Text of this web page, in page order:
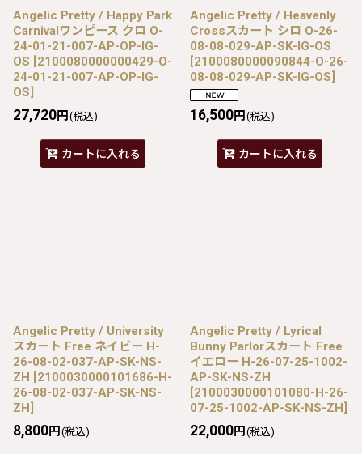
Angelic Pretty / Happy Park
Carnivalワンピース クロ O-
24-01-21-007-AP-OP-IG-
OS [2100080000000429-O-
24-01-21-007-AP-OP-IG-
OS]
27,720円 (税込)
カートに入れる
Angelic Pretty / Heavenly
Crossスカート シロ O-26-
08-08-029-AP-SK-IG-OS
[2100080000090844-O-26-
08-08-029-AP-SK-IG-OS]
16,500円 (税込)
カートに入れる
Angelic Pretty / University
スカート Free ネイビー H-
26-08-02-037-AP-SK-NS-
ZH [2100030000101686-H-
26-08-02-037-AP-SK-NS-
ZH]
8,800円 (税込)
Angelic Pretty / Lyrical
Bunny Parlorスカート Free
イエロー H-26-07-25-1002-
AP-SK-NS-ZH
[2100030000101080-H-26-
07-25-1002-AP-SK-NS-ZH]
22,000円 (税込)